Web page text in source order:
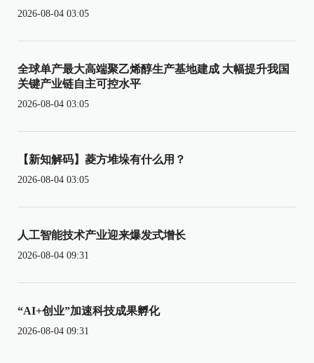
2026-08-04 03:05
全球单产最大高端聚乙烯醇生产基地建成 大幅提升我国
关键产业链自主可控水平
2026-08-04 03:05
【新知解码】菱方堆垛有什么用？
2026-08-04 03:05
人工智能技术产业迎来爆发式增长
2026-08-04 09:31
“AI+创业”加速科技成果孵化
2026-08-04 09:31